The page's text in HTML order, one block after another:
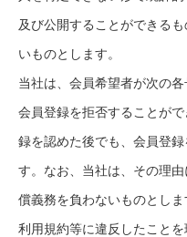
及び公開することができる
いものとします。
当社は、会員希望者が次の
会員登録を拒否することが
録を認めた後でも、会員登
す。なお、当社は、その理
償義務を負わないものとしま
利用規約等に違反したこと